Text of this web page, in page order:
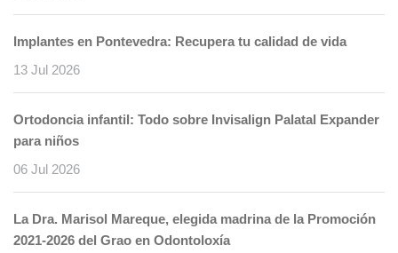
Implantes en Pontevedra: Recupera tu calidad de vida
13 Jul 2026
Ortodoncia infantil: Todo sobre Invisalign Palatal Expander
para niños
06 Jul 2026
La Dra. Marisol Mareque, elegida madrina de la Promoción
2021-2026 del Grao en Odontoloxía